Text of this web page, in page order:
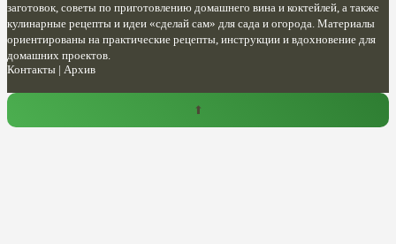
заготовок, советы по приготовлению домашнего вина и коктейлей, а также
кулинарные рецепты и идеи «сделай сам» для сада и огорода. Материалы
ориентированы на практические рецепты, инструкции и вдохновение для
домашних проектов.
Контакты | Архив